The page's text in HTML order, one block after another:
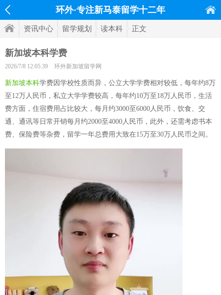
环外·专注新马泰留学十二年
资讯中心 留学规划 读本科 正文
新加坡本科学费
2026/7/8 12:05:39 环外新加坡留学网
新加坡本科学费因学校性质而异，公立大学学费相对较低，每年约8万
至12万人民币，私立大学学费较高，每年约10万至18万人民币，生活
费方面，住宿费用占比较大，每月约3000至6000人民币，饮食、交
通、通讯等日常开销每月约2000至4000人民币，此外，还需考虑书本
费、保险费等杂费，留学一年总费用大致在15万至30万人民币之间。